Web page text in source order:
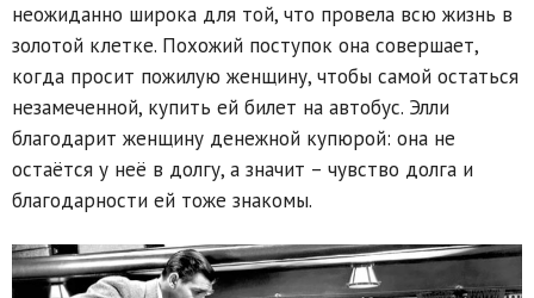
неожиданно широка для той, что провела всю жизнь в
золотой клетке. Похожий поступок она совершает,
когда просит пожилую женщину, чтобы самой остаться
незамеченной, купить ей билет на автобус. Элли
благодарит женщину денежной купюрой: она не
остаётся у неё в долгу, а значит – чувство долга и
благодарности ей тоже знакомы.